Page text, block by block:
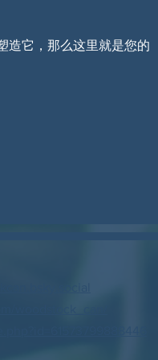
造它，那么这里就是您的